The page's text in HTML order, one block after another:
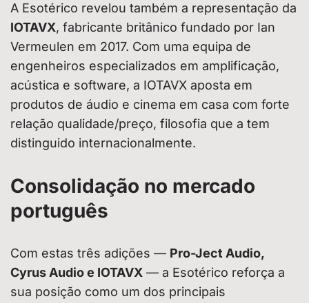
A Esotérico revelou também a representação da
IOTAVX, fabricante britânico fundado por Ian
Vermeulen em 2017. Com uma equipa de
engenheiros especializados em amplificação,
acústica e software, a IOTAVX aposta em
produtos de áudio e cinema em casa com forte
relação qualidade/preço, filosofia que a tem
distinguido internacionalmente.
Consolidação no mercado
português
Com estas três adições — Pro-Ject Audio,
Cyrus Audio e IOTAVX — a Esotérico reforça a
sua posição como um dos principais